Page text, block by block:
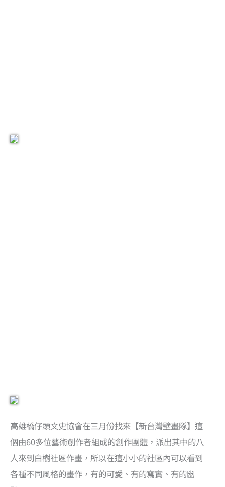
高雄橋仔頭文史協會在三月份找來【新台灣壁畫隊】這
個由60多位藝術創作者組成的創作團體，派出其中的八
人來到白樹社區作畫，所以在這小小的社區內可以看到
各種不同風格的畫作，有的可愛、有的寫實、有的幽